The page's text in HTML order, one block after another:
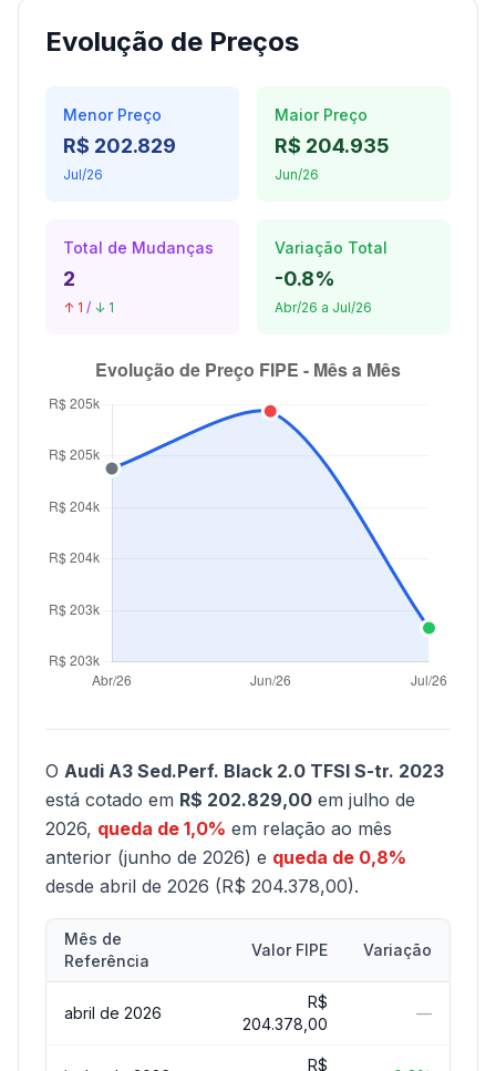
Evolução de Preços
Menor Preço
R$ 202.829
Jul/26
Maior Preço
R$ 204.935
Jun/26
Total de Mudanças
2
↑ 1 / ↓ 1
Variação Total
-0.8%
Abr/26 a Jul/26
O Audi A3 Sed.Perf. Black 2.0 TFSI S-tr. 2023
está cotado em R$ 202.829,00 em julho de
2026, queda de 1,0% em relação ao mês
anterior (junho de 2026) e queda de 0,8%
desde abril de 2026 (R$ 204.378,00).
Mês de
Referência
Valor FIPE Variação
abril de 2026
R$
204.378,00
—
R$